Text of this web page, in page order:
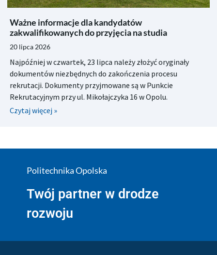
Ważne informacje dla kandydatów
zakwalifikowanych do przyjęcia na studia
20 lipca 2026
Najpóźniej w czwartek, 23 lipca należy złożyć oryginały
dokumentów niezbędnych do zakończenia procesu
rekrutacji. Dokumenty przyjmowane są w Punkcie
Rekrutacyjnym przy ul. Mikołajczyka 16 w Opolu.
Czytaj więcej »
Politechnika Opolska
Twój partner w drodze
rozwoju